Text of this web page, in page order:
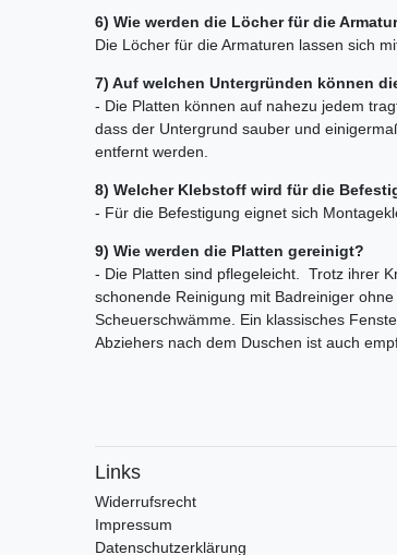
6) Wie werden die Löcher für die
Die Löcher für die Armaturen lassen sich
7) Auf welchen Untergründen können
- Die Platten können auf nahezu jedem
dass der Untergrund sauber und
entfernt werden.
8) Welcher Klebstoff wird für die
- Für die Befestigung eignet sich
9) Wie werden die Platten gereinigt?
- Die Platten sind pflegeleicht. Trotz ihrer
schonende Reinigung mit Badreiniger
Scheuerschwämme. Ein klassisches
Abziehers nach dem Duschen ist auch
Links
Widerrufs­recht
Impressum
Daten­schutz­erklärung